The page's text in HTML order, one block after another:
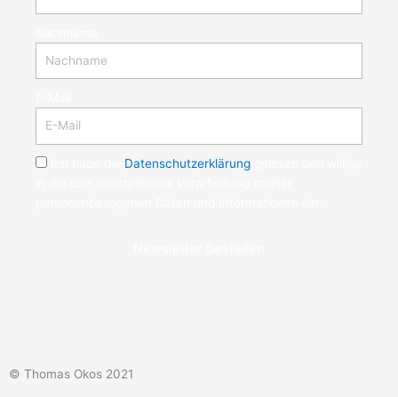
Datenschutzerklärung
© Thomas Okos 2021